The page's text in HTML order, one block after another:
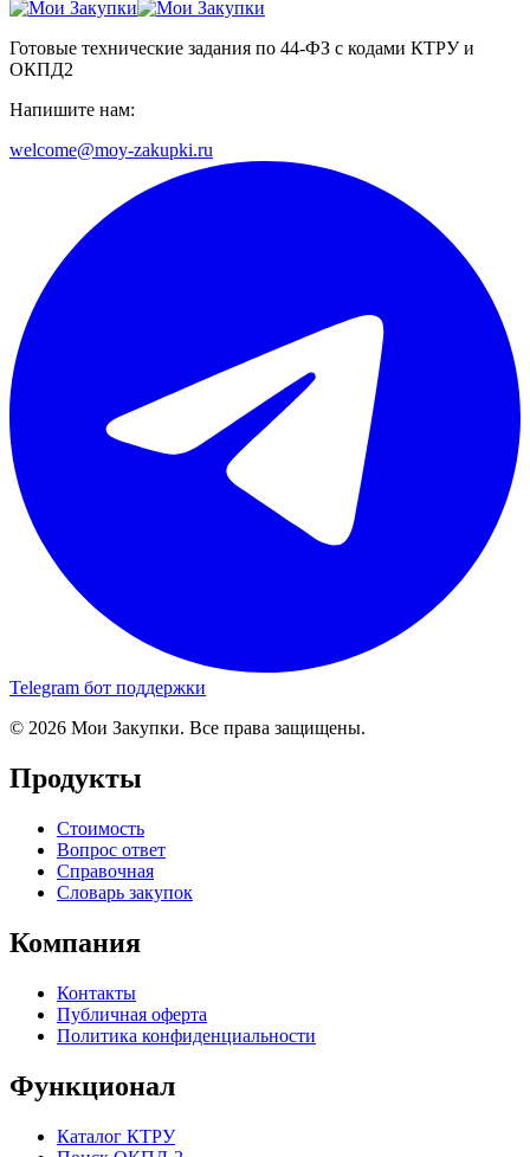
Готовые технические задания по 44-ФЗ с кодами КТРУ и
ОКПД2
Напишите нам:
welcome@moy-zakupki.ru
Telegram бот поддержки
© 2026 Мои Закупки. Все права защищены.
Продукты
Стоимость
Вопрос ответ
Справочная
Словарь закупок
Компания
Контакты
Публичная оферта
Политика конфиденциальности
Функционал
Каталог КТРУ